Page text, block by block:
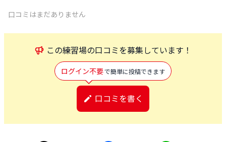
口コミはまだありません
この練習場の口コミを募集しています！
ログイン不要で簡単に投稿できます
口コミを書く